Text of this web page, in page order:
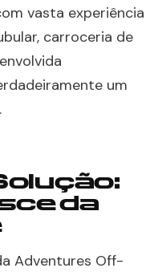
vasta experiência
carroceria de
um
da
Adventures Off-